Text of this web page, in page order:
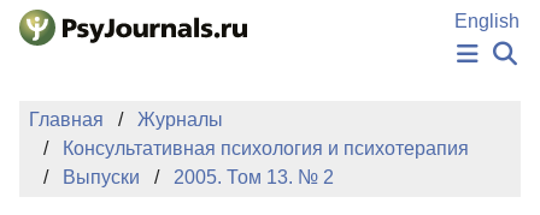
Перейти к основному содержанию
English
НОВОСТИ
АВТОРЫ
Главная
Журналы
Консультативная психология и психотерапия
Выпуски
2005. Том 13. № 2